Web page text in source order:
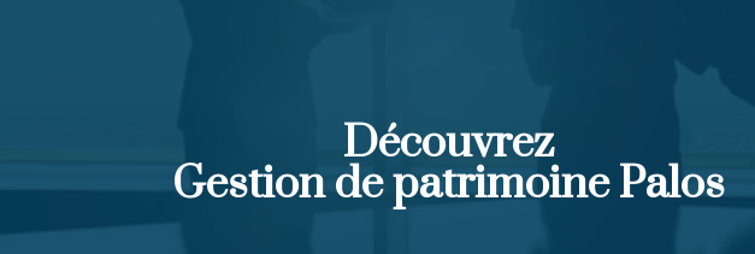
Découvrez
Gestion de patrimoine Palos